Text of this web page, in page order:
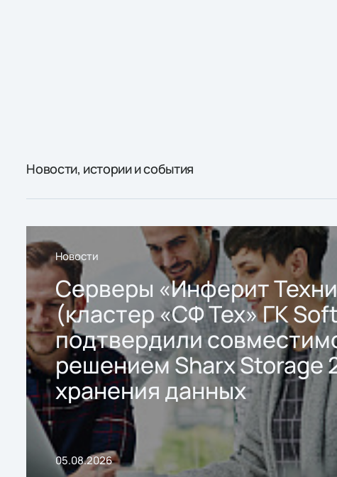
Новости, истории и события
Новости
Серверы «Инферит
(кластер «СФ Тех» ГК
подтвердили
решением Sharx Storage
хранения данных
05.08.2026